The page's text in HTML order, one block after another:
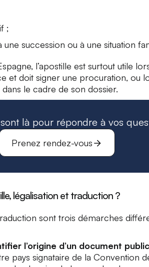
;
succession ou à une situation
l’apostille est surtout utile
et doit signer une procuration, ou
le cadre de son dossier.
là pour répondre à vos
Prenez rendez-vous
légalisation et traduction ?
sont trois démarches
l’origine d’un document
pays signataire de la Convention